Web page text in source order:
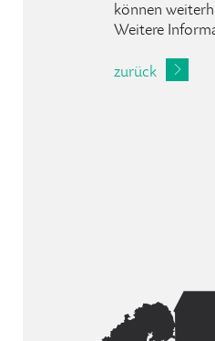
können
Weitere
zurück